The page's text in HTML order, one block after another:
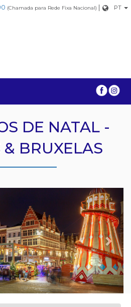
(Chamada para Rede Fixa Nacional) | PT
DE NATAL -
& BRUXELAS
Next